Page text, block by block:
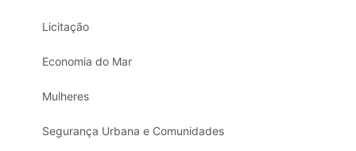
Licitação
Economia do Mar
Mulheres
Segurança Urbana e Comunidades